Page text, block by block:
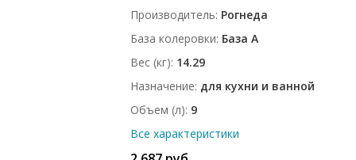
Производитель Рогнеда
База колеровки База A
Вес (кг) 14.29
Назначение для кухни и ванной
Объем (л) 9
Все характеристики